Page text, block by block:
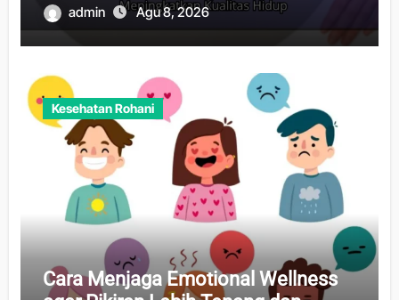
admin Agu 8, 2026
Kesehatan Rohani
Cara Menjaga Emotional Wellness